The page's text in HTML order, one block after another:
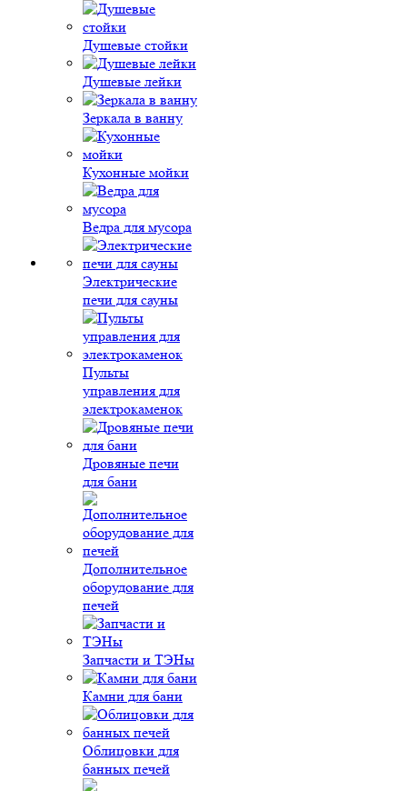
Душевые стойки
Душевые лейки
Зеркала в ванну
Кухонные мойки
Ведра для мусора
Электрические
печи для сауны
Пульты
управления для
электрокаменок
Дровяные печи
для бани
Дополнительное
оборудование для
печей
Запчасти и ТЭНы
Камни для бани
Облицовки для
банных печей